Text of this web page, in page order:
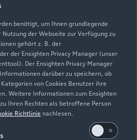
öffnet amMontag 09:00
öffnet amMontag 07:00
öffnet am Montag 07:00
benötigt, um Ihnen grundlegende
Nutzung der Webseite zur Verfügung zu
gehört z. B. der
der Ensighten Privacy Manager (unser
Der Ensighten Privacy Manager
darüber zu speichern, ob
von Cookies Benutzer ihre
Weitere Informationen zum Ensighten
Ihren Rechten als betroffene Person
Richtlinie nachlesen.